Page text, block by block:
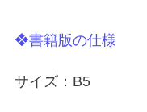
❖書籍版の仕様
サイズ：B5